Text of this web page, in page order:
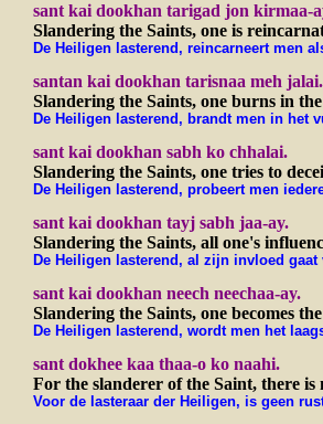
sant kai dookhan tarigad jon kirmaa-
Slandering the Saints, one is
De Heiligen lasterend, reincarneert men
santan kai dookhan tarisnaa meh jalai.
Slandering the Saints, one burns in
De Heiligen lasterend, brandt men in het
sant kai dookhan sabh ko chhalai.
Slandering the Saints, one tries to
De Heiligen lasterend, probeert men
sant kai dookhan tayj sabh jaa-ay.
Slandering the Saints, all one's
De Heiligen lasterend, al zijn invloed gaat
sant kai dookhan neech neechaa-ay.
Slandering the Saints, one becomes
De Heiligen lasterend, wordt men het
sant dokhee kaa thaa-o ko naahi.
For the slanderer of the Saint, there is
Voor de lasteraar der Heiligen, is geen